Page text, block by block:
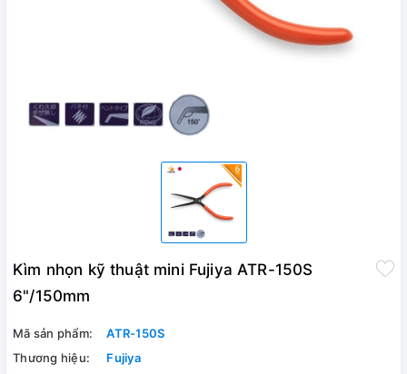
Kìm nhọn kỹ thuật mini Fujiya ATR-150S
6"/150mm
Mã sản phẩm:
ATR-150S
Thương hiệu:
Fujiya